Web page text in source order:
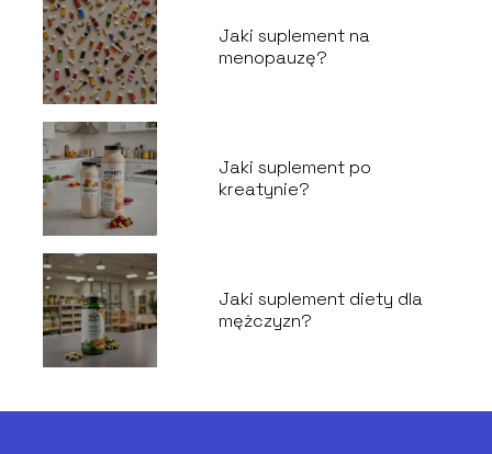
Jaki suplement na
menopauzę?
Jaki suplement po
kreatynie?
Jaki suplement diety dla
mężczyzn?